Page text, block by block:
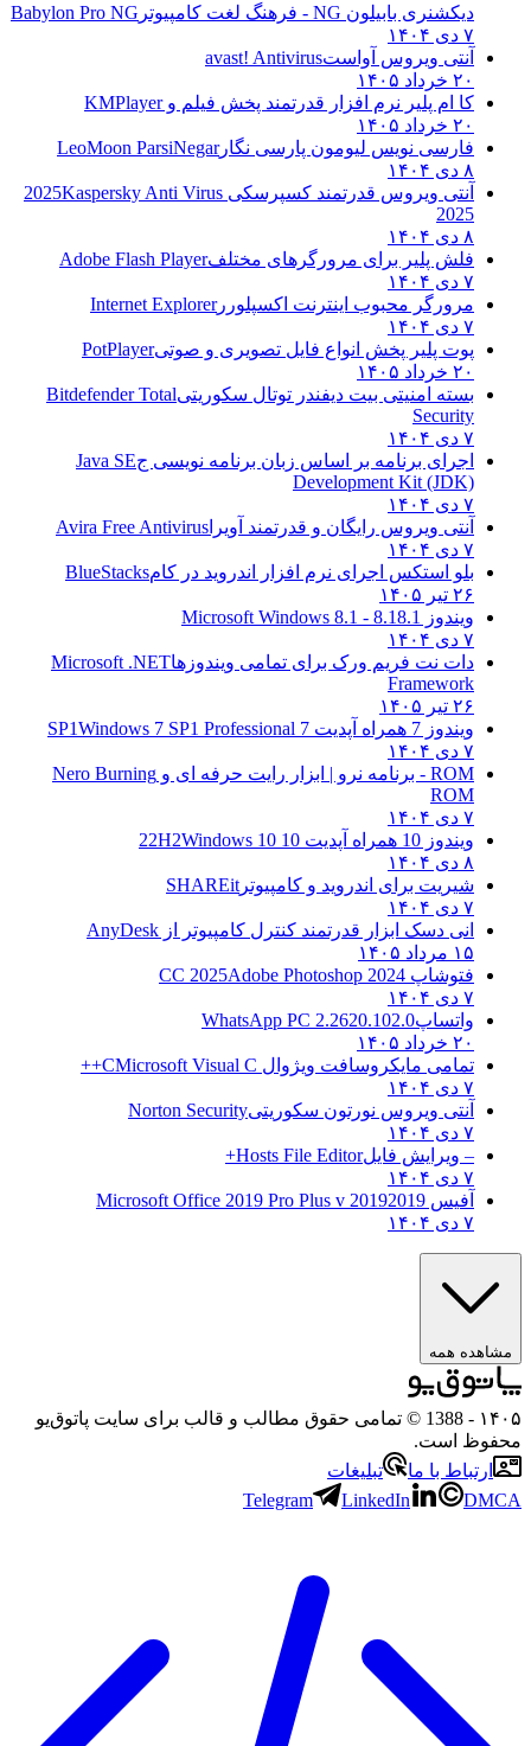
دیکشنری بابیلون NG - فرهنگ لغت کامپیوتر
Babylon Pro NG
۷ دی ۱۴۰۴
آنتی ویروس آواستavast! Antivirus
۲۰ خرداد ۱۴۰۵
کا ام پلیر نرم افزار قدرتمند پخش فیلم وKMPlayer
۲۰ خرداد ۱۴۰۵
فارسی نویس لیومون پارسی نگارLeoMoon ParsiNegar
۸ دی ۱۴۰۴
آنتی ویروس قدرتمند کسپرسکی 2025 Kaspersky Anti Virus
2025
۸ دی ۱۴۰۴
فلش پلیر برای مرورگرهای مختلفAdobe Flash Player
۷ دی ۱۴۰۴
مرورگر محبوب اینترنت اکسپلوررInternet Explorer
۷ دی ۱۴۰۴
پوت پلیر پخش انواع فایل تصویری و صوتیPotPlayer
۲۰ خرداد ۱۴۰۵
بسته امنیتی بیت دیفندر توتال سکوریتیBitdefender Total
Security
۷ دی ۱۴۰۴
اجرای برنامه بر اساس زبان برنامه نویسی جJava SE
Development Kit (JDK)
۷ دی ۱۴۰۴
آنتی ویروس رایگان و قدرتمند آویرا Avira Free Antivirus
۷ دی ۱۴۰۴
بلو استکس اجرای نرم افزار اندروید در کامBlueStacks
۲۶ تیر ۱۴۰۵
ویندوز 8.1
8.1 - Microsoft Windows 8.1
۷ دی ۱۴۰۴
دات نت فریم ورک برای تمامی ویندوزهاMicrosoft .NET
Framework
۲۶ تیر ۱۴۰۵
ویندوز 7 همراه آپدیت 7 SP1
Windows 7 SP1 Professional
۷ دی ۱۴۰۴
ROM - برنامه نرو | ابزار رایت حرفه ای و
Nero Burning
ROM
۷ دی ۱۴۰۴
ویندوز 10 همراه آپدیت 10 22H2
Windows 10
۸ دی ۱۴۰۴
شیریت برای اندروید و کامپیوتر SHAREit
۷ دی ۱۴۰۴
انی دسک ابزار قدرتمند کنترل کامپیوتر از AnyDesk
۱۵ مرداد ۱۴۰۵
فتوشاپ CC 2025 Adobe Photoshop 2024
۷ دی ۱۴۰۴
واتساپWhatsApp PC 2.2620.102.0
۲۰ خرداد ۱۴۰۵
تمامی مایکروسافت ویژوال C Microsoft Visual C++
۷ دی ۱۴۰۴
آنتی ویروس نورتون سکوریتیNorton Security
۷ دی ۱۴۰۴
– ویرایش فایلHosts File Editor+
۷ دی ۱۴۰۴
آفیس 2019 2019 Microsoft Office 2019 Pro Plus v
۷ دی ۱۴۰۴
مشاهده همه
۱۴۰۵
- 1388 © تمامی حقوق مطالب و قالب برای سایت پاتوق‌یو
محفوظ است.
ارتباط با ما
تبلیغات
Telegram
LinkedIn DMCA